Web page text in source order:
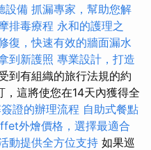
設備 抓漏專家，幫助您解
排毒療程 永和的護理之
復，快速有效的牆面漏水
到新護照 專業設計，打造
到有組織的旅行法規的約
這將使您在14天內獲得全
證的辦理流程 自助式餐點
外燴價格，選擇最適合
動提供全方位支持 如果巡